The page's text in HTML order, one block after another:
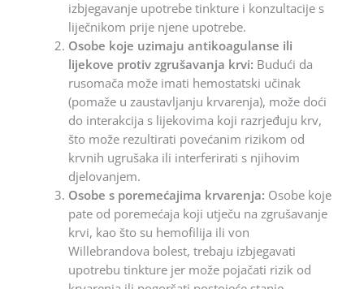
izbjegavanje upotrebe tinkture i konzultacije s
liječnikom prije njene upotrebe.
Osobe koje uzimaju antikoagulanse ili
lijekove protiv zgrušavanja krvi: Budući da
rusomača može imati hemostatski učinak
(pomaže u zaustavljanju krvarenja), može doći
do interakcija s lijekovima koji razrjeđuju krv,
što može rezultirati povećanim rizikom od
krvnih ugrušaka ili interferirati s njihovim
djelovanjem.
Osobe s poremećajima krvarenja: Osobe koje
pate od poremećaja koji utječu na zgrušavanje
krvi, kao što su hemofilija ili von
Willebrandova bolest, trebaju izbjegavati
upotrebu tinkture jer može pojačati rizik od